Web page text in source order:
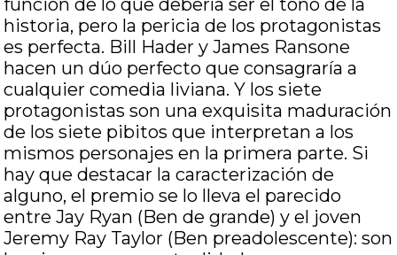
función de lo que debería ser el tono de la
historia, pero la pericia de los protagonistas
es perfecta. Bill Hader y James Ransone
hacen un dúo perfecto que consagraría a
cualquier comedia liviana. Y los siete
protagonistas son una exquisita maduración
de los siete pibitos que interpretan a los
mismos personajes en la primera parte. Si
hay que destacar la caracterización de
alguno, el premio se lo lleva el parecido
entre Jay Ryan (Ben de grande) y el joven
Jeremy Ray Taylor (Ben preadolescente): son